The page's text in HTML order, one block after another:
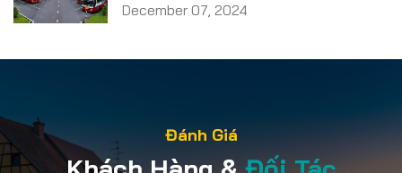
December 07, 2024
Đánh Giá